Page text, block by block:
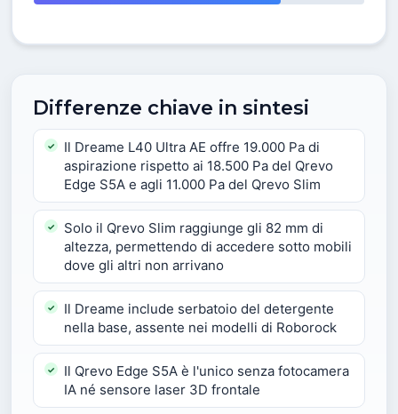
Differenze chiave in sintesi
Il Dreame L40 Ultra AE offre 19.000 Pa di
aspirazione rispetto ai 18.500 Pa del Qrevo
Edge S5A e agli 11.000 Pa del Qrevo Slim
Solo il Qrevo Slim raggiunge gli 82 mm di
altezza, permettendo di accedere sotto mobili
dove gli altri non arrivano
Il Dreame include serbatoio del detergente
nella base, assente nei modelli di Roborock
Il Qrevo Edge S5A è l'unico senza fotocamera
IA né sensore laser 3D frontale